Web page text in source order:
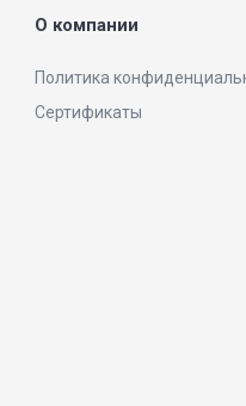
О компании
Политика
Сертификаты